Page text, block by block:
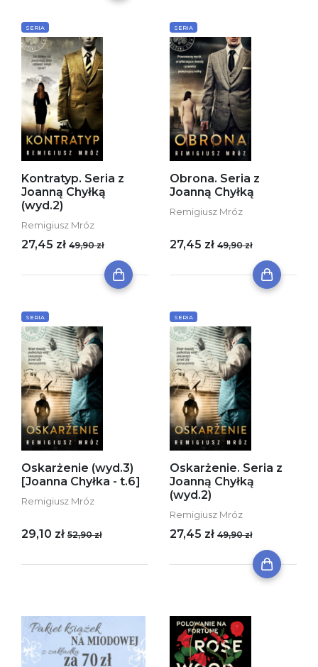
SERIA
Kontratyp. Seria z
Joanną Chyłką
(wyd.2)
Remigiusz Mróz
27,45 zł 49,90 zł
SERIA
Obrona. Seria z
Joanną Chyłką
Remigiusz Mróz
27,45 zł 49,90 zł
SERIA
Oskarżenie (wyd.3)
[Joanna Chyłka - t.6]
Remigiusz Mróz
29,10 zł 52,90 zł
SERIA
Oskarżenie. Seria z
Joanną Chyłką
(wyd.2)
Remigiusz Mróz
27,45 zł 49,90 zł